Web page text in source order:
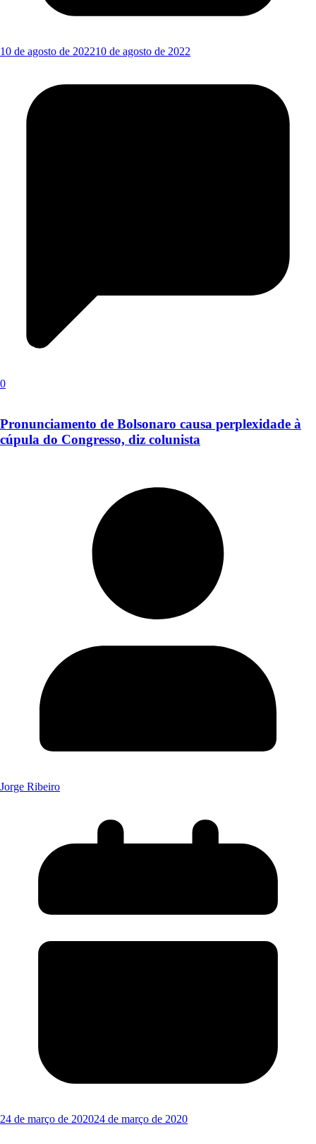
10 de agosto de 202210 de agosto de 2022
0
Pronunciamento de Bolsonaro causa perplexidade à
cúpula do Congresso, diz colunista
Jorge Ribeiro
24 de março de 202024 de março de 2020